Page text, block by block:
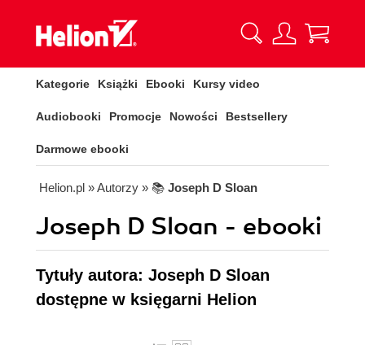
Kategorie Książki Ebooki Kursy video
Audiobooki Promocje Nowości Bestsellery
Darmowe ebooki
Helion.pl » Autorzy » 📚 Joseph D Sloan
Joseph D Sloan - ebooki
Tytuły autora: Joseph D Sloan
dostępne w księgarni Helion